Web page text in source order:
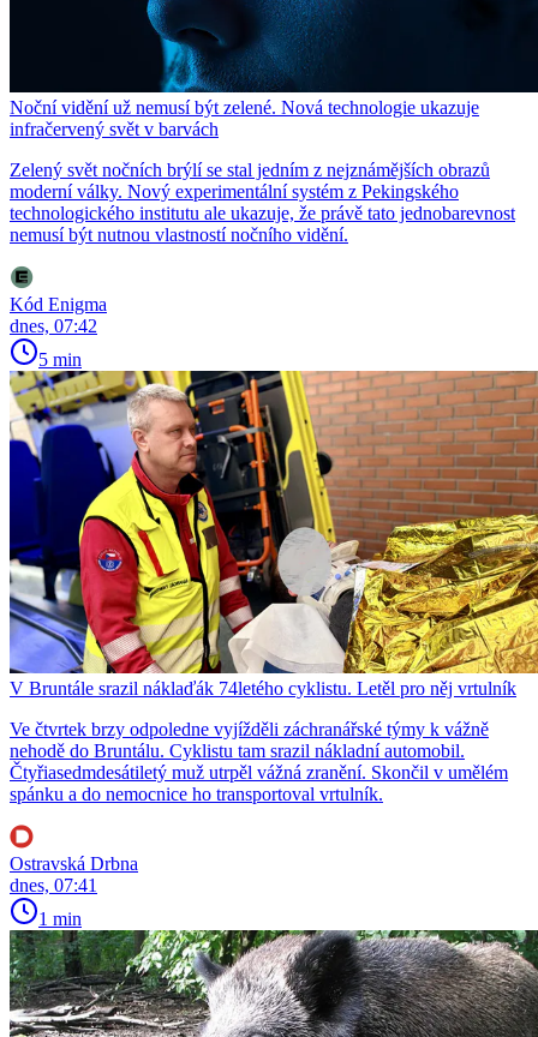
Noční vidění už nemusí být zelené. Nová technologie ukazuje
infračervený svět v barvách
Zelený svět nočních brýlí se stal jedním z nejznámějších obrazů
moderní války. Nový experimentální systém z Pekingského
technologického institutu ale ukazuje, že právě tato jednobarevnost
nemusí být nutnou vlastností nočního vidění.
Kód Enigma
dnes, 07:42
5 min
V Bruntále srazil náklaďák 74letého cyklistu. Letěl pro něj vrtulník
Ve čtvrtek brzy odpoledne vyjížděli záchranářské týmy k vážně
nehodě do Bruntálu. Cyklistu tam srazil nákladní automobil.
Čtyřiasedmdesátiletý muž utrpěl vážná zranění. Skončil v umělém
spánku a do nemocnice ho transportoval vrtulník.
Ostravská Drbna
dnes, 07:41
1 min